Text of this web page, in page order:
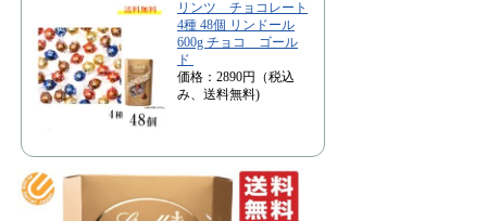
リンツ チョコレート
4種 48個 リンドール
600g チョコ ゴール
ド
価格：2890円（税込
み、送料無料)